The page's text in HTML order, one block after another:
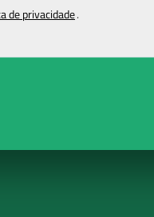
atendimentos
de privacidade.